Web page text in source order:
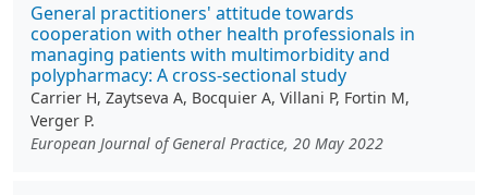
General practitioners' attitude towards
cooperation with other health professionals in
managing patients with multimorbidity and
polypharmacy: A cross-sectional study
Carrier H, Zaytseva A, Bocquier A, Villani P, Fortin M,
Verger P.
European Journal of General Practice, 20 May 2022